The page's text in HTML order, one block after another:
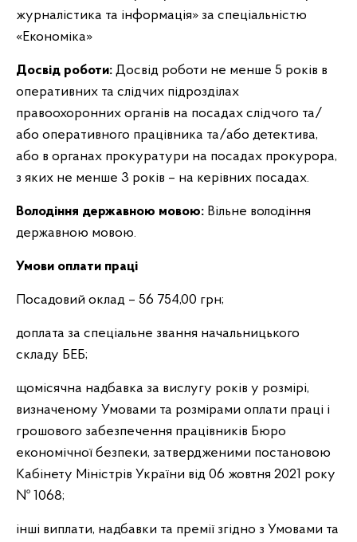
журналістика та інформація» за спеціальністю
«Економіка»
Досвід роботи: Досвід роботи не менше 5 років в
оперативних та слідчих підрозділах
правоохоронних органів на посадах слідчого та/
або оперативного працівника та/або детектива,
або в органах прокуратури на посадах прокурора,
з яких не менше 3 років – на керівних посадах.
Володіння державною мовою: Вільне володіння
державною мовою.
Умови оплати праці
Посадовий оклад – 56 754,00 грн;
доплата за спеціальне звання начальницького
складу БЕБ;
щомісячна надбавка за вислугу років у розмірі,
визначеному Умовами та розмірами оплати праці і
грошового забезпечення працівників Бюро
економічної безпеки, затвердженими постановою
Кабінету Міністрів України від 06 жовтня 2021 року
№ 1068;
інші виплати, надбавки та премії згідно з Умовами та